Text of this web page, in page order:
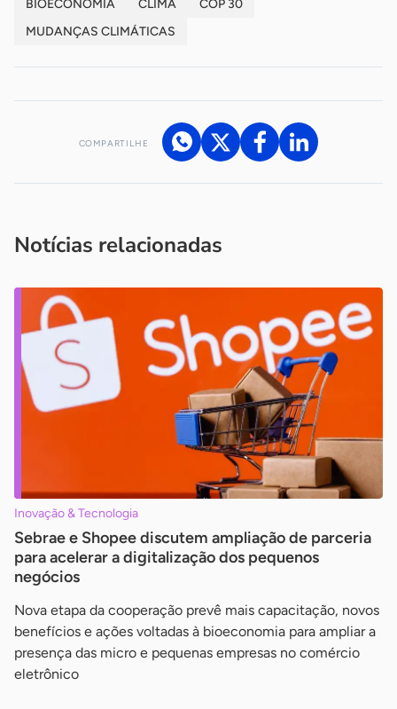
BIOECONOMIA CLIMA
COP 30
MUDANÇAS CLIMÁTICAS
COMPARTILHE
Notícias relacionadas
Inovação & Tecnologia
Sebrae e Shopee discutem ampliação de parceria
para acelerar a digitalização dos pequenos
negócios
Nova etapa da cooperação prevê mais capacitação, novos
benefícios e ações voltadas à bioeconomia para ampliar a
presença das micro e pequenas empresas no comércio
eletrônico